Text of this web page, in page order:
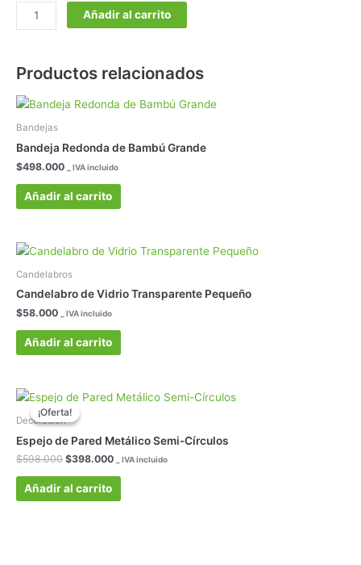
Añadir al carrito
Productos relacionados
Bandejas
Bandeja Redonda de Bambú Grande
$498.000 _ IVA incluido
Añadir al carrito
Candelabros
Candelabro de Vidrio Transparente Pequeño
$58.000 _ IVA incluido
Añadir al carrito
¡Oferta!
¡Oferta!
Decoración
Espejo de Pared Metálico Semi-Círculos
$598.000
El
precio
original
$598.000.
$398.000
El
$398.000.
_ IVA incluido
Añadir al carrito